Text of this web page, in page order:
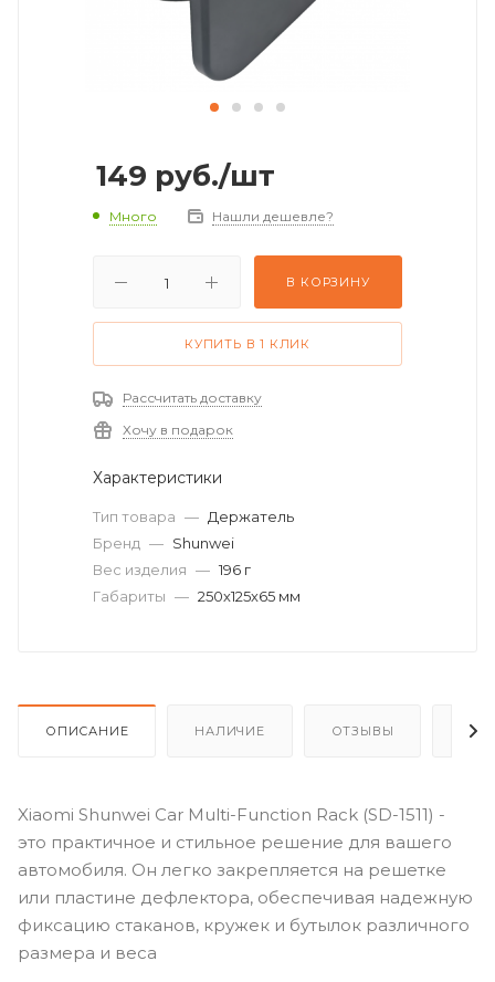
149 руб./шт
Много Нашли дешевле?
В КОРЗИНУ
КУПИТЬ В 1 КЛИК
Рассчитать доставку
Хочу в подарок
Характеристики
Тип товара — Держатель
Бренд — Shunwei
Вес изделия — 196 г
Габариты — 250х125х65 мм
ОПИСАНИЕ НАЛИЧИЕ ОТЗЫВЫ
Xiaomi Shunwei Car Multi-Function Rack (SD-1511) -
это практичное и стильное решение для вашего
автомобиля. Он легко закрепляется на решетке
или пластине дефлектора, обеспечивая надежную
фиксацию стаканов, кружек и бутылок различного
размера и веса